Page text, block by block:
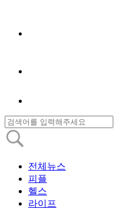
전체뉴스
피플
헬스
라이프